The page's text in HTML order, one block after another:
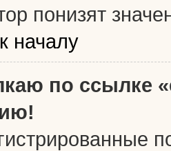
понизят
началу
по ссылке